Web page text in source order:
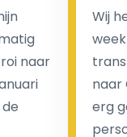
Een van de meest
luchthaventaxi's is
tegenstelling tot
brengen wij u
nachtrit.
We hebben
naar
Wij
naar
erg